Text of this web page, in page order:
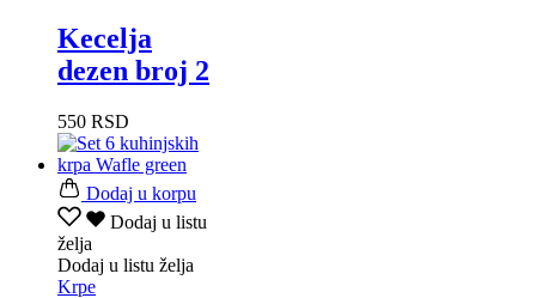
Kecelja
dezen broj 2
550 RSD
Dodaj u korpu
Dodaj u listu
želja
Dodaj u listu želja
Krpe